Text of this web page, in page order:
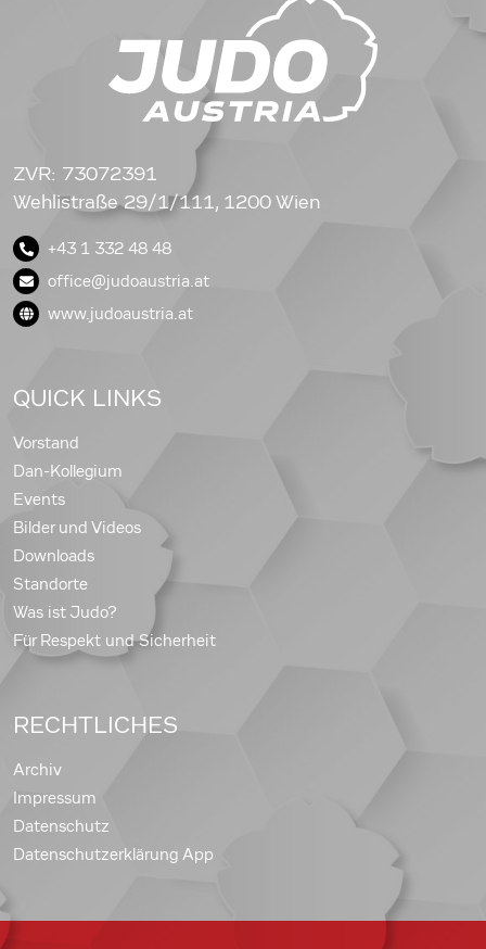
ZVR: 73072391
Wehlistraße 29/1/111, 1200 Wien
+43 1 332 48 48
office@judoaustria.at
www.judoaustria.at
QUICK LINKS
Vorstand
Dan-Kollegium
Events
Bilder und Videos
Downloads
Standorte
Was ist Judo?
Für Respekt und Sicherheit
RECHTLICHES
Archiv
Impressum
Datenschutz
Datenschutzerklärung App